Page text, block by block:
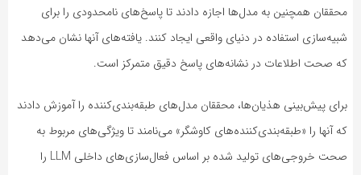
محققان همچنین به مدل‌ها اجازه دادند تا پاسخ‌های نامحدودی را برای
شبیه‌سازی استفاده در دنیای واقعی ایجاد کنند. یافته‌های آنها نشان می‌دهد
که صحت اطلاعات در نشانه‌های پاسخ دقیق متمرکز است.
برای پیش‌بینی هذیان‌ها، محققان مدل‌های طبقه‌بندی‌کننده را آموزش دادند
که آنها را «طبقه‌بندی‌کننده‌های کاوشگر» می‌نامند تا ویژگی‌های مربوط به
صحت خروجی‌های تولید شده بر اساس فعال‌سازی‌های داخلی LLM را